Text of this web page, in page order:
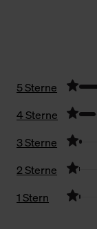
5 Sterne
4 Sterne
3 Sterne
2 Sterne
1 Stern